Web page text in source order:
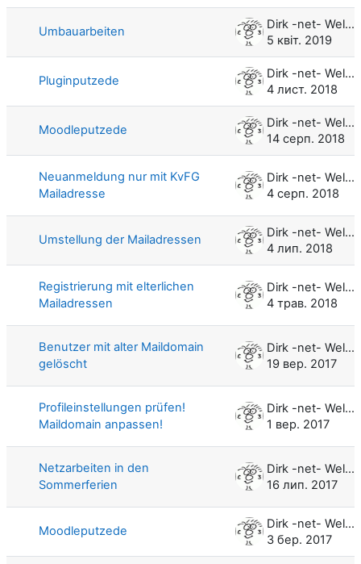
Umbauarbeiten
Dirk -net- Weller
5 квіт. 2019
Pluginputzede
Dirk -net- Weller
4 лист. 2018
Moodleputzede
Dirk -net- Weller
14 серп. 2018
Neuanmeldung nur mit KvFG
Mailadresse
Dirk -net- Weller
4 серп. 2018
Umstellung der Mailadressen
Dirk -net- Weller
4 лип. 2018
Registrierung mit elterlichen
Mailadressen
Dirk -net- Weller
4 трав. 2018
Benutzer mit alter Maildomain
gelöscht
Dirk -net- Weller
19 вер. 2017
Profileinstellungen prüfen!
Maildomain anpassen!
Dirk -net- Weller
1 вер. 2017
Netzarbeiten in den
Sommerferien
Dirk -net- Weller
16 лип. 2017
Moodleputzede
Dirk -net- Weller
3 бер. 2017